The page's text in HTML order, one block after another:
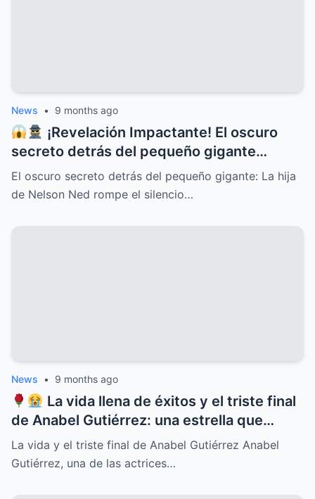
News • 9 months ago
¡Revelación Impactante! El oscuro
secreto detrás del pequeño gigante
Nelson Ned sale a la luz cuando su hija
rompe el silencio y deja al mundo en shock
El oscuro secreto detrás del pequeño gigante: La hija
de Nelson Ned rompe el silencio…
News • 9 months ago
La vida llena de éxitos y el triste final
de Anabel Gutiérrez: una estrella que
iluminó el cine y la televisión mexicana
pero cuyo destino estuvo marcado por el
La vida y el triste final de Anabel Gutiérrez Anabel
Gutiérrez, una de las actrices…